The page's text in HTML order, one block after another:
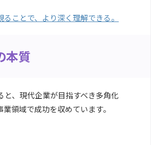
ことで、より深く理解できる。
本質
、現代企業が目指すべき多角化
領域で成功を収めています。